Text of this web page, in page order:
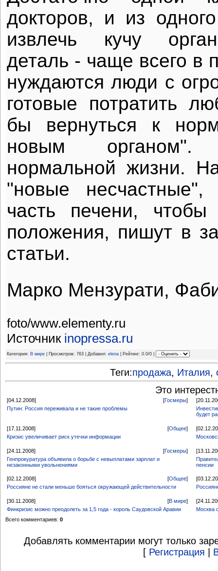
докторов, и из
извлечь кучу
деталь - чаще всего в
нуждаются люди с
готовые потратить
бы вернуться к
новым
нормальной жизни.
"новые несчастные",
часть печени,
положения, пишут в
статьи.
Марко Мензурати,
foto/www.elementy.ru
Источник inopressa.ru
Категория: В мире | Просмотров: 763 | Добавил: elena | Рейтинг: 0.0/0 |
Теги:продажа, Италия,
Это
[04.12.2008] [Госмеры]
Путин: Россия переживала и не такие проблемы
будет
[17.11.2008] [Общее]
Кризис увеличивает риск утечки информации
[24.11.2008] [Госмеры]
Генпрокуратура объявила о борьбе с невыплатами зарплат и
незаконными увольнениями
пенсии
[02.12.2008] [Общее]
Россияне не стали меньше бояться окружающей действительности
[30.11.2008] [В мире]
Финкризис можно преодолеть за 1,5 года - король Саудовской Аравии
Москва
Всего комментариев: 0
Добавлять комментарии могут только
[ Регистрация